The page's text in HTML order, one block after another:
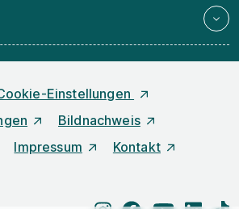
Einstellungen
Bildnachweis
Impressum
Kontakt